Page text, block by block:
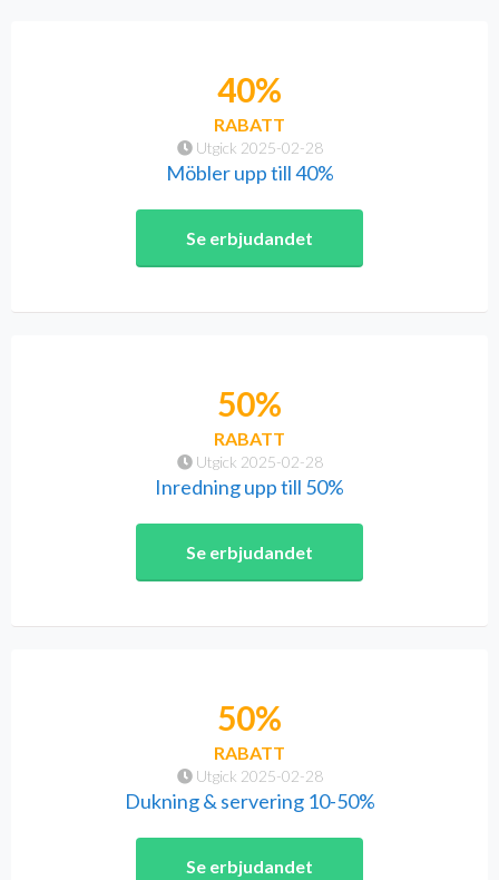
Utgick 2025-02-28
40%
RABATT
Möbler upp till 40%
Se erbjudandet
Utgick 2025-02-28
50%
RABATT
Inredning upp till 50%
Se erbjudandet
Utgick 2025-02-28
50%
RABATT
Dukning & servering 10-50%
Se erbjudandet